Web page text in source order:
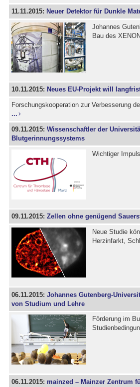
11.11.2015: Neuer Detektor für Dunkle
Johannes
Bau des
10.11.2015: Neues EU-Projekt will
Forschungskooperation zur Verbesserung
...
09.11.2015: Wissenschaftler der
Blutgerinnungssystems
Wichtiger
09.11.2015: Zellen ohne genügend
Neue Studie
Herzinfarkt,
06.11.2015: Johannes Gutenberg-
von Studium und Lehre
Förderung im
06.11.2015: mainzed – Mainzer Zentrum